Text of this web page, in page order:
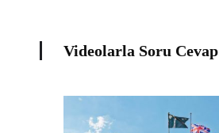
Videolarla Soru Cevap